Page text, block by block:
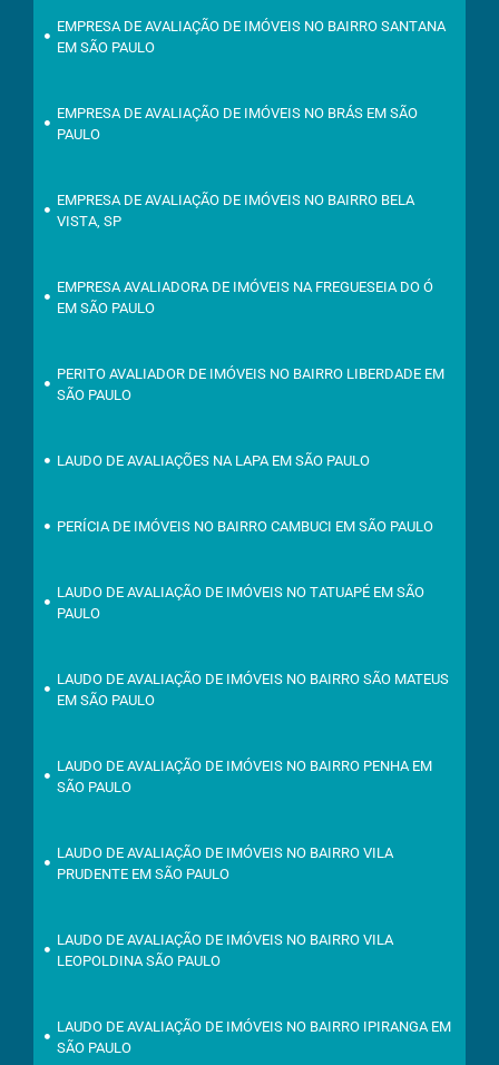
EMPRESA DE AVALIAÇÃO DE IMÓVEIS NO BAIRRO SANTANA
EM SÃO PAULO
EMPRESA DE AVALIAÇÃO DE IMÓVEIS NO BRÁS EM SÃO
PAULO
EMPRESA DE AVALIAÇÃO DE IMÓVEIS NO BAIRRO BELA
VISTA, SP
EMPRESA AVALIADORA DE IMÓVEIS NA FREGUESEIA DO Ó
EM SÃO PAULO
PERITO AVALIADOR DE IMÓVEIS NO BAIRRO LIBERDADE EM
SÃO PAULO
LAUDO DE AVALIAÇÕES NA LAPA EM SÃO PAULO
PERÍCIA DE IMÓVEIS NO BAIRRO CAMBUCI EM SÃO PAULO
LAUDO DE AVALIAÇÃO DE IMÓVEIS NO TATUAPÉ EM SÃO
PAULO
LAUDO DE AVALIAÇÃO DE IMÓVEIS NO BAIRRO SÃO MATEUS
EM SÃO PAULO
LAUDO DE AVALIAÇÃO DE IMÓVEIS NO BAIRRO PENHA EM
SÃO PAULO
LAUDO DE AVALIAÇÃO DE IMÓVEIS NO BAIRRO VILA
PRUDENTE EM SÃO PAULO
LAUDO DE AVALIAÇÃO DE IMÓVEIS NO BAIRRO VILA
LEOPOLDINA SÃO PAULO
LAUDO DE AVALIAÇÃO DE IMÓVEIS NO BAIRRO IPIRANGA EM
SÃO PAULO